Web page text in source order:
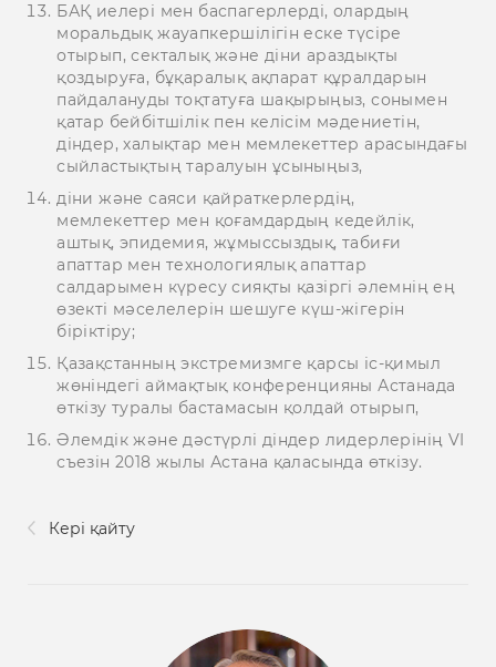
БАҚ иелері мен баспагерлерді, олардың
моральдық жауапкершілігін еске түсіре
отырып, секталық және діни араздықты
қоздыруға, бұқаралық ақпарат құралдарын
пайдалануды тоқтатуға шақырыңыз, сонымен
қатар бейбітшілік пен келісім мәдениетін,
діндер, халықтар мен мемлекеттер арасындағы
сыйластықтың таралуын ұсыныңыз,
діни және саяси қайраткерлердің,
мемлекеттер мен қоғамдардың кедейлік,
аштық, эпидемия, жұмыссыздық, табиғи
апаттар мен технологиялық апаттар
салдарымен күресу сияқты қазіргі әлемнің ең
өзекті мәселелерін шешуге күш-жігерін
біріктіру;
Қазақстанның экстремизмге қарсы іс-қимыл
жөніндегі аймақтық конференцияны Астанада
өткізу туралы бастамасын қолдай отырып,
Әлемдік және дәстүрлі діндер лидерлерінің VI
съезін 2018 жылы Астана қаласында өткізу.
Кері қайту